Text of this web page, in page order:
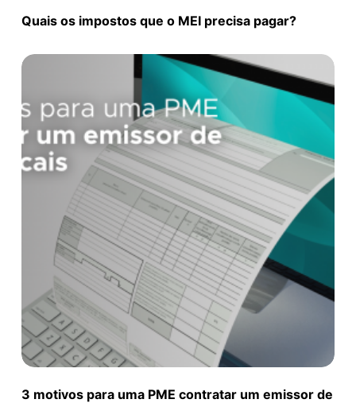
Quais os impostos que o MEI precisa pagar?
3 motivos para uma PME contratar um emissor de